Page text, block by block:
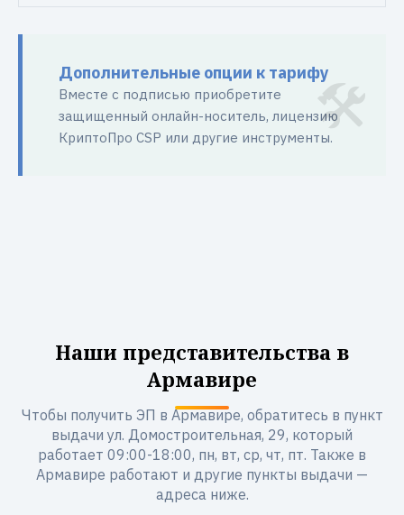
Дополнительные опции к тарифу
Вместе с подписью приобретите
защищенный онлайн-носитель, лицензию
КриптоПро CSP или другие инструменты.
Наши представительства в
Армавире
Чтобы получить ЭП в Армавире, обратитесь в пункт
выдачи ул. Домостроительная, 29, который
работает 09:00-18:00, пн, вт, ср, чт, пт. Также в
Армавире работают и другие пункты выдачи —
адреса ниже.